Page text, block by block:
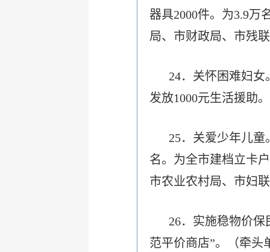
器具2000件。为3.9万
局、市财政局、市残
24．关怀困难妇女
发放1000元生活援助
25． 关爱少年儿童
名。为全市建档立卡户
市农业农村局、市妇
26．实施稳物价
范平价商店”。（牵头